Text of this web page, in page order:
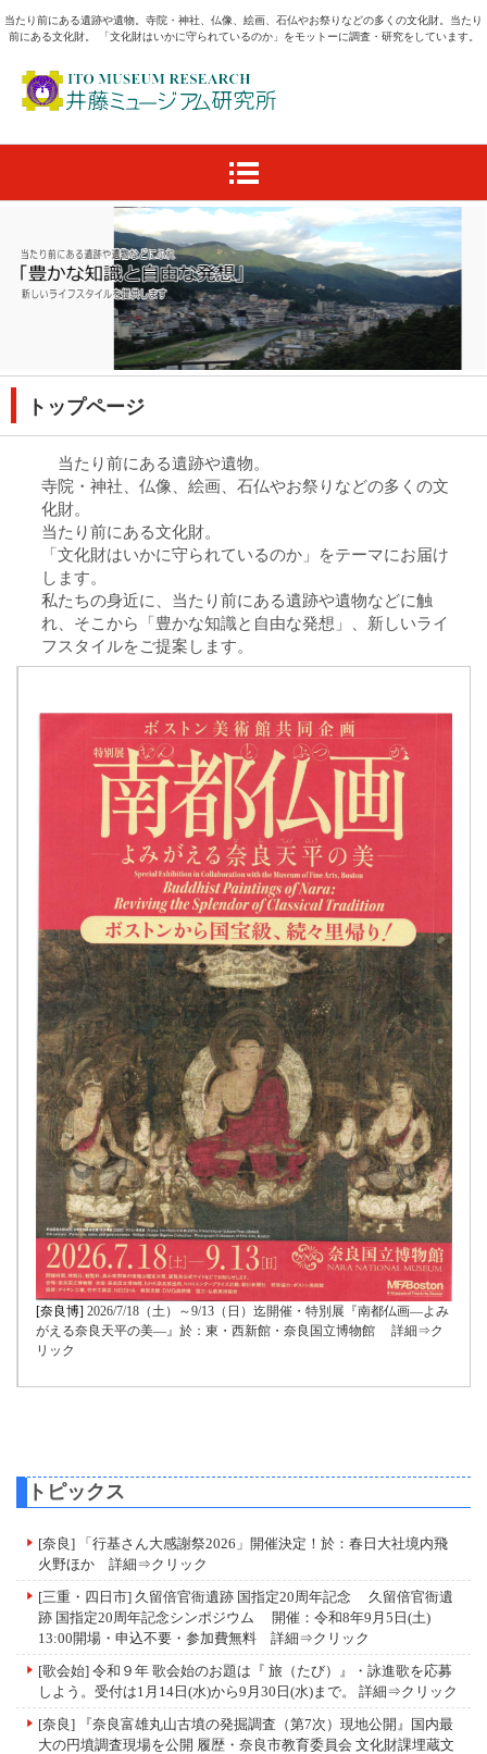
当たり前にある遺跡や遺物。寺院・神社、仏像、絵画、石仏やお祭りなどの多くの文化財。当たり
前にある文化財。 「文化財はいかに守られているのか」をモットーに調査・研究をしています。
トップページ
当たり前にある遺跡や遺物。
寺院・神社、仏像、絵画、石仏やお祭りなどの多くの文
化財。
当たり前にある文化財。
「文化財はいかに守られているのか」をテーマにお届け
します。
私たちの身近に、当たり前にある遺跡や遺物などに触
れ、そこから「豊かな知識と自由な発想」、新しいライ
フスタイルをご提案します。
[奈良博] 2026/7/18（土）～9/13（日）迄開催・特別展『南都仏画―よみ
がえる奈良天平の美―』於：東・西新館・奈良国立博物館 詳細⇒ク
リック
トピックス
[奈良] 「行基さん大感謝祭2026」開催決定！於：春日大社境内飛
火野ほか 詳細⇒クリック
[三重・四日市] 久留倍官衙遺跡 国指定20周年記念 久留倍官衙遺
跡 国指定20周年記念シンポジウム 開催：令和8年9月5日(土)
13:00開場・申込不要・参加費無料 詳細⇒クリック
[歌会始] 令和９年 歌会始のお題は『 旅（たび）』・詠進歌を応募
しよう。受付は1月14日(水)から9月30日(水)まで。 詳細⇒クリック
[奈良] 『奈良富雄丸山古墳の発掘調査（第7次）現地公開』国内最
大の円墳調査現場を公開 履歴・奈良市教育委員会 文化財課埋蔵文